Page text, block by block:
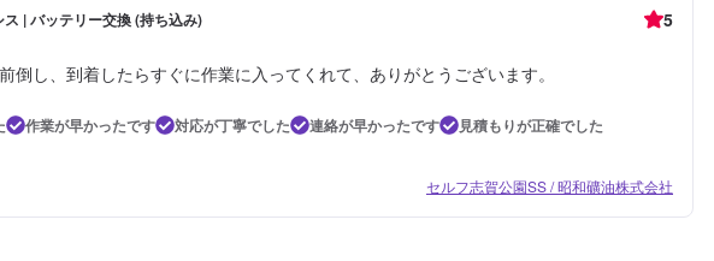
| バッテリー交換 (持ち込み) 5
倒し、到着したらすぐに作業に入ってくれて、ありがとうございます。
作業が早かったです 対応が丁寧でした 連絡が早かったです 見積もりが正確でした
セルフ志賀公園SS / 昭和礦油株式会社